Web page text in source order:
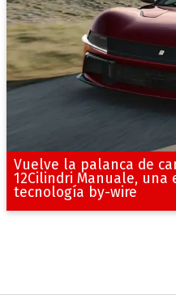
Vuelve la palanca de
12Cilindri Manuale, una
tecnología by-wire